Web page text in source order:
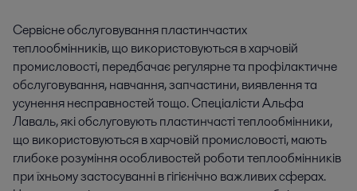
Сервісне обслуговування пластинчастих
теплообмінників, що використовуються в харчовій
промисловості, передбачає регулярне та профілактичне
обслуговування, навчання, запчастини, виявлення та
усунення несправностей тощо. Спеціалісти Альфа
Лаваль, які обслуговують пластинчасті теплообмінники,
що використовуються в харчовій промисловості, мають
глибоке розуміння особливостей роботи теплообмінників
при їхньому застосуванні в гігієнічно важливих сферах.